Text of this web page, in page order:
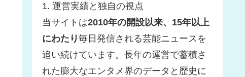
1. 運営実績と独自の視点
当サイトは2010年の開設以来、15年以上
にわたり毎日発信される芸能ニュースを
追い続けています。長年の運営で蓄積さ
れた膨大なエンタメ界のデータと歴史に